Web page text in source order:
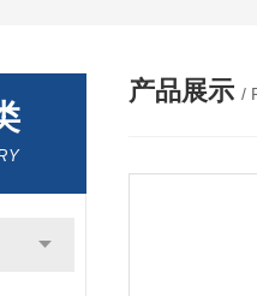
产品展示 /